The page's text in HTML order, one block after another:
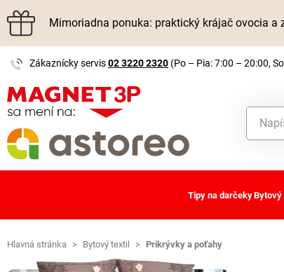
Mimoriadna ponuka: praktický krájač ovocia
Zákaznícky servis02 3220 2320 (Po – Pia: 7:00 – 20:00,
Tipy na darčekyBytový
Hlavná stránka > Bytový textil > Prikrývky a poťahy